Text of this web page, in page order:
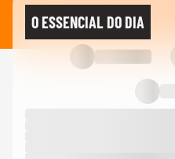
Ana
novela:
Após
amor por
O ESSENCIAL DO DIA